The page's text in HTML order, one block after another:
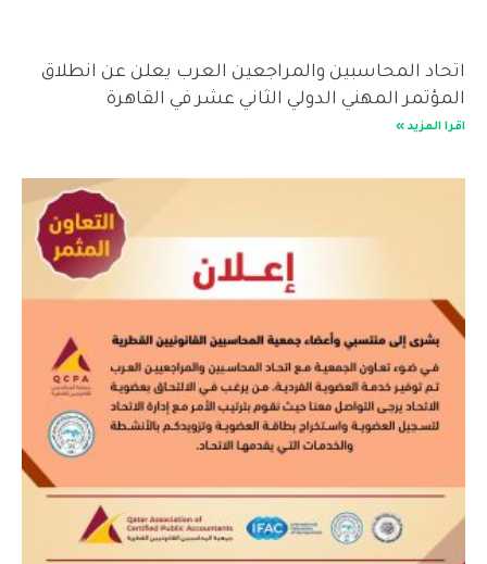
اتحاد المحاسبين والمراجعين العرب يعلن عن انطلاق
المؤتمر المهني الدولي الثاني عشر في القاهرة
اقرا المزيد »